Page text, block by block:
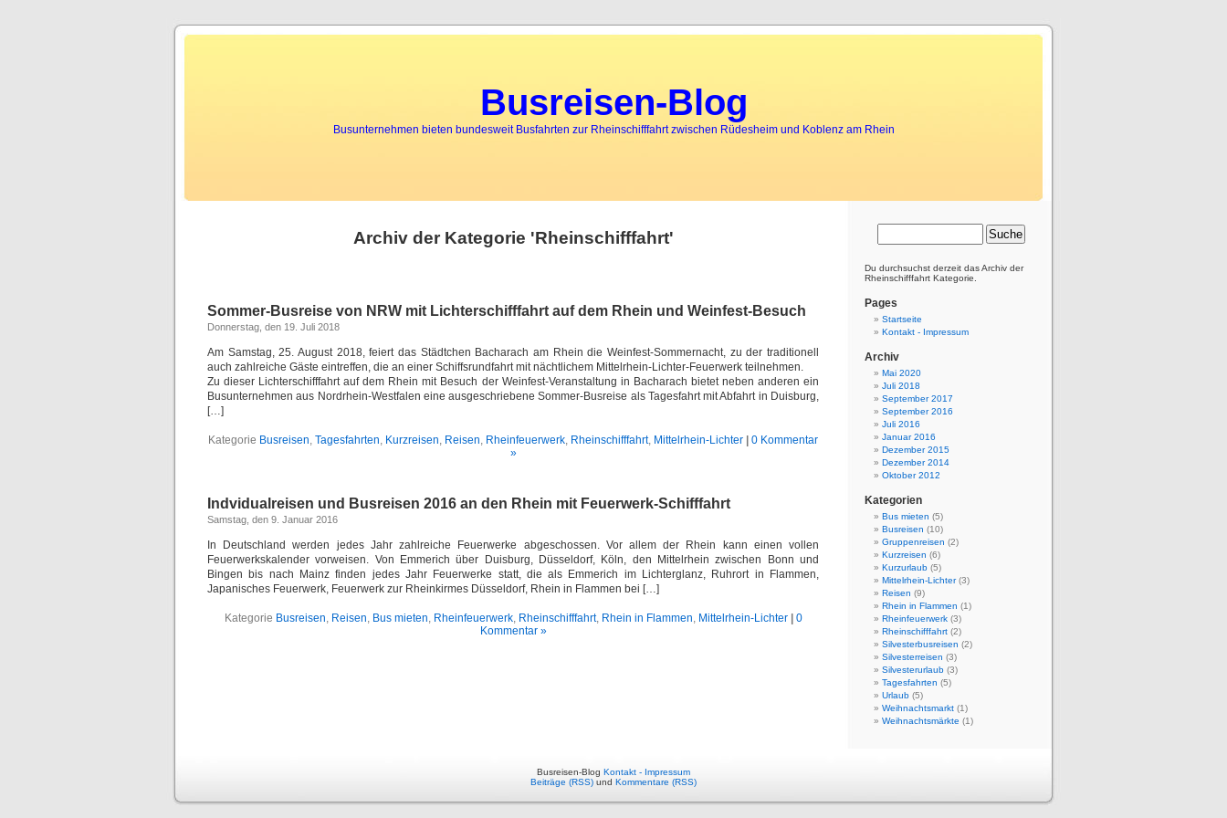
Busreisen-Blog
Busunternehmen bieten bundesweit Busfahrten zur Rheinschifffahrt zwischen Rüdesheim und Koblenz am Rhein
Archiv der Kategorie 'Rheinschifffahrt'
Sommer-Busreise von NRW mit Lichterschifffahrt auf dem Rhein und Weinfest-Besuch
Donnerstag, den 19. Juli 2018
Am Samstag, 25. August 2018, feiert das Städtchen Bacharach am Rhein die Weinfest-Sommernacht, zu der traditionell
auch zahlreiche Gäste eintreffen, die an einer Schiffsrundfahrt mit nächtlichem Mittelrhein-Lichter-Feuerwerk teilnehmen.
Zu dieser Lichterschifffahrt auf dem Rhein mit Besuch der Weinfest-Veranstaltung in Bacharach bietet neben anderen ein
Busunternehmen aus Nordrhein-Westfalen eine ausgeschriebene Sommer-Busreise als Tagesfahrt mit Abfahrt in Duisburg,
[…]
Kategorie Busreisen, Tagesfahrten, Kurzreisen, Reisen, Rheinfeuerwerk, Rheinschifffahrt, Mittelrhein-Lichter
0 Kommentar
»
Indvidualreisen und Busreisen 2016 an den Rhein mit Feuerwerk-Schifffahrt
Samstag, den 9. Januar 2016
In Deutschland werden jedes Jahr zahlreiche Feuerwerke abgeschossen. Vor allem der Rhein kann einen vollen
Feuerwerkskalender vorweisen. Von Emmerich über Duisburg, Düsseldorf, Köln, den Mittelrhein zwischen Bonn und
Bingen bis nach Mainz finden jedes Jahr Feuerwerke statt, die als Emmerich im Lichterglanz, Ruhrort in Flammen,
Japanisches Feuerwerk, Feuerwerk zur Rheinkirmes Düsseldorf, Rhein in Flammen bei […]
Kategorie Busreisen, Reisen, Bus mieten, Rheinfeuerwerk, Rheinschifffahrt, Rhein in Flammen, Mittelrhein-Lichter
0
Kommentar »
drugs
onlineor
purchase
with
Canada
pharmacy
Du durchsuchst derzeit das Archiv der
Rheinschifffahrt Kategorie.
Pages
Startseite
Kontakt - Impressum
Archiv
Mai 2020
Juli 2018
September 2017
September 2016
Juli 2016
Januar 2016
Dezember 2015
Dezember 2014
Oktober 2012
Kategorien
Bus mieten (5)
Busreisen (10)
Gruppenreisen (2)
Kurzreisen (6)
Kurzurlaub (5)
Mittelrhein-Lichter(3)
Reisen (9)
Rhein in Flammen (1)
Rheinfeuerwerk (3)
Rheinschifffahrt (2)
Silvesterbusreisen (2)
Silvesterreisen (3)
Silvesterurlaub (3)
Tagesfahrten (5)
Urlaub (5)
Weihnachtsmarkt (1)
Weihnachtsmärkte (1)
Busreisen-Blog Kontakt - Impressum
Beiträge (RSS) und Kommentare (RSS)